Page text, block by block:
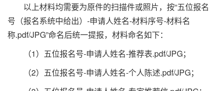
以上材料均需要为原件的扫描件或照片，按“五位报名
号（报名系统中给出）-申请人姓名-材料序号-材料名
称.pdf/JPG”命名后统一提报，材料命名如下：
（1）五位报名号-申请人姓名-推荐表.pdf/JPG；
（2）五位报名号-申请人姓名-个人陈述.pdf/JPG；